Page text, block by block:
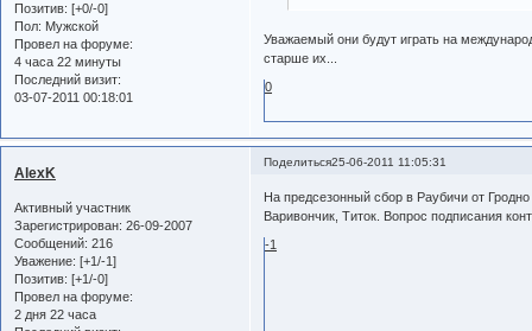
Позитив: [+0/-0]
Пол: Мужской
Провел на форуме:
4 часа 22 минуты
Последний визит:
03-07-2011 00:18:01
Уважаемый они будут играть на
старше их...
0
Поделиться25-06-2011 11:05:31
AlexK
Активный участник
Зарегистрирован: 26-09-2007
Сообщений: 216
Уважение: [+1/-1]
Позитив: [+1/-0]
Провел на форуме:
2 дня 22 часа
На предсезонный сбор в Раубичи от
Варивончик, Титок. Вопрос подписания
-1